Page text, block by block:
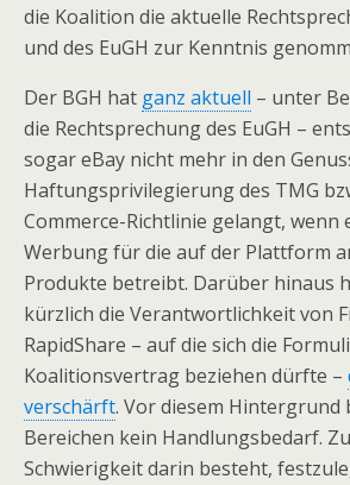
die Koalition die aktuelle
und des EuGH zur Kenntnis
Der BGH hat ganz aktuell – unter
die Rechtsprechung des EuGH –
sogar eBay nicht mehr in den
Haftungsprivilegierung des TMG
Commerce-Richtlinie gelangt, wenn
Werbung für die auf der Plattform
Produkte betreibt. Darüber hinaus
kürzlich die Verantwortlichkeit von
RapidShare – auf die sich die
Koalitionsvertrag beziehen dürfte –
verschärft. Vor diesem Hintergrund
Bereichen kein Handlungsbedarf.
Schwierigkeit darin besteht,